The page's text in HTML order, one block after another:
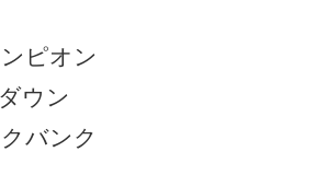
ピオン
ウン
バンク